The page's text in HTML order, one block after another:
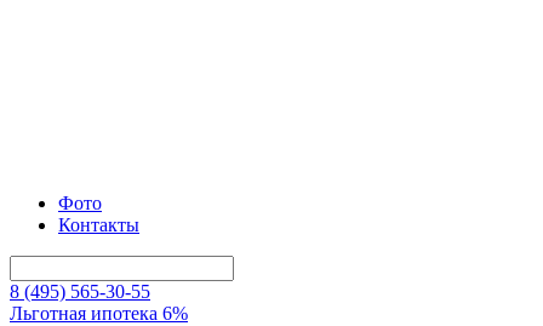
Фото
Контакты
8 (495) 565-30-55
Льготная ипотека 6%